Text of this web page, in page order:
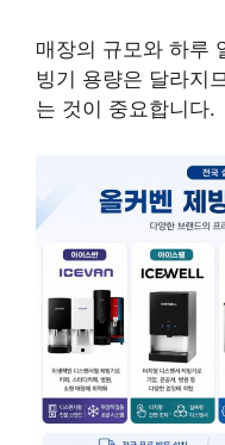
매장의 규모와 하루
빙기 용량은 달라지
는 것이 중요합니다.